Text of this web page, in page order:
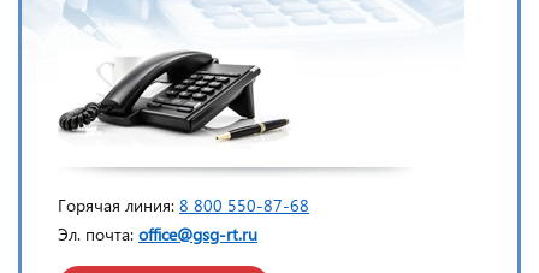
Горячая линия: 8 800 550-87-68
Эл. почта: office@gsg-rt.ru